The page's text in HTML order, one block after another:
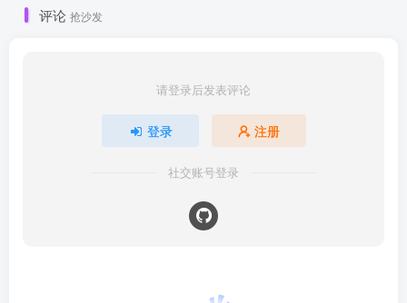
评论 抢沙发
请登录后发表评论
登录 注册
社交账号登录